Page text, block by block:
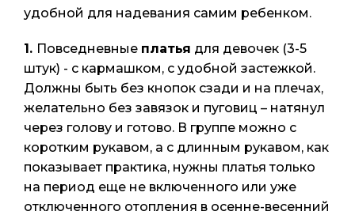
Полезная информация
Личный кабинет
Корзина
беременных
Комплекты,
костюмы
Куртки,
сна
Платья,
халаты
Комплект
джемпера
Футболки,
майки
Халаты
Куртки,
Одежда
Платья,
удобной для надевания самим ребенком.
1. Повседневные платья для девочек (3-5
штук) - с кармашком, с удобной застежкой.
Должны быть без кнопок сзади и на плечах,
желательно без завязок и пуговиц – натянул
через голову и готово. В группе можно с
коротким рукавом, а с длинным рукавом, как
показывает практика, нужны платья только
на период еще не включенного или уже
отключенного отопления в осенне-весенний